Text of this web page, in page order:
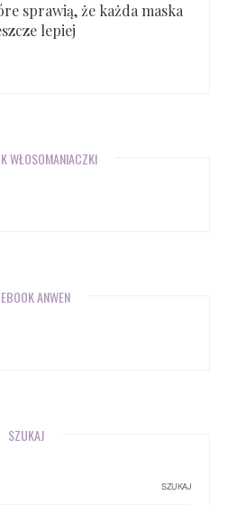
sprawią, że każda maska
lepiej
WŁOSOMANIACZKI
ANWEN
SZUKAJ